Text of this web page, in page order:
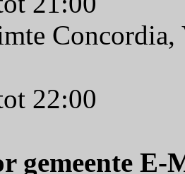
Concordia,
22:00
gemeente E-